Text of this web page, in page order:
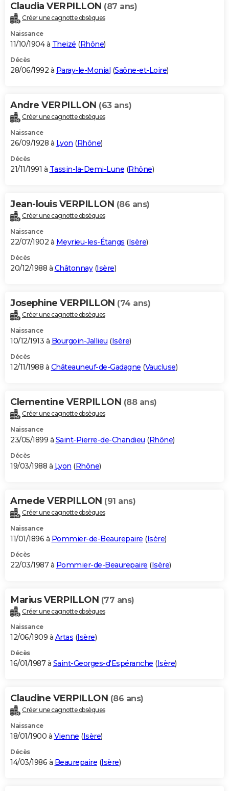
Claudia VERPILLON (87 ans)
Créer une cagnotte obsèques
Naissance
11/10/1904 à Theizé (Rhône)
Décès
28/06/1992 à Paray-le-Monial (Saône-et-Loire)
Andre VERPILLON (63 ans)
Créer une cagnotte obsèques
Naissance
26/09/1928 à Lyon (Rhône)
Décès
21/11/1991 à Tassin-la-Demi-Lune (Rhône)
Jean-louis VERPILLON (86 ans)
Créer une cagnotte obsèques
Naissance
22/07/1902 à Meyrieu-les-Étangs (Isère)
Décès
20/12/1988 à Châtonnay(Isère)
Josephine VERPILLON (74 ans)
Créer une cagnotte obsèques
Naissance
10/12/1913 à Bourgoin-Jallieu (Isère)
Décès
12/11/1988 à Châteauneuf-de-Gadagne (Vaucluse)
Clementine VERPILLON (88 ans)
Créer une cagnotte obsèques
Naissance
23/05/1899 à Saint-Pierre-de-Chandieu (Rhône)
Décès
19/03/1988 à Lyon (Rhône)
Amede VERPILLON (91 ans)
Créer une cagnotte obsèques
Naissance
11/01/1896 à Pommier-de-Beaurepaire (Isère)
Décès
22/03/1987 à Pommier-de-Beaurepaire (Isère)
Marius VERPILLON (77 ans)
Créer une cagnotte obsèques
Naissance
12/06/1909 à Artas (Isère)
Décès
16/01/1987 à Saint-Georges-d'Espéranche (Isère)
Claudine VERPILLON (86 ans)
Créer une cagnotte obsèques
Naissance
18/01/1900 à Vienne (Isère)
Décès
14/03/1986 à Beaurepaire (Isère)